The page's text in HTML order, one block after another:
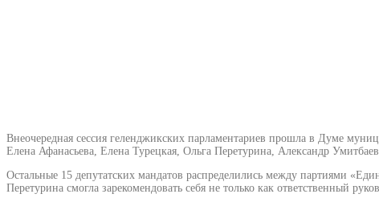
Внеочередная сессия геленджикских парламентариев прошла в Думе
Елена Афанасьева, Елена Турецкая, Ольга Перетурина, Александр
Остальные 15 депутатских мандатов распределились между партиями
Перетурина смогла зарекомендовать себя не только как ответственный